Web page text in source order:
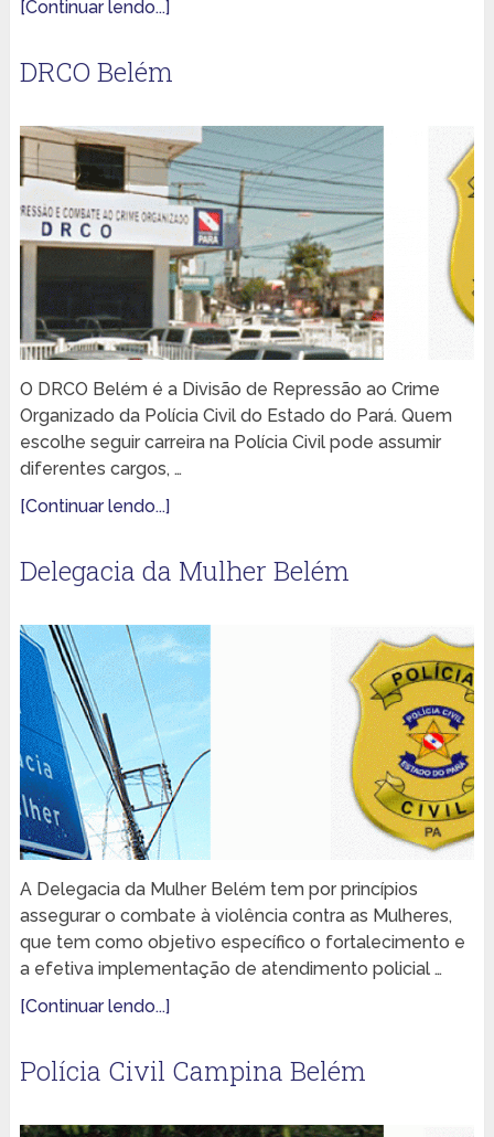
[Continuar lendo...]
DRCO Belém
O DRCO Belém é a Divisão de Repressão ao Crime
Organizado da Polícia Civil do Estado do Pará. Quem
escolhe seguir carreira na Polícia Civil pode assumir
diferentes cargos, …
[Continuar lendo...]
Delegacia da Mulher Belém
A Delegacia da Mulher Belém tem por princípios
assegurar o combate à violência contra as Mulheres,
que tem como objetivo específico o fortalecimento e
a efetiva implementação de atendimento policial …
[Continuar lendo...]
Polícia Civil Campina Belém